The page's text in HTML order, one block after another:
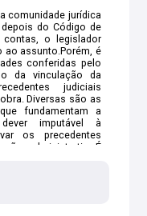
comunidade jurídica
do Código de
o legislador
ao assunto.Porém, é
conferidas pelo
da vinculação da
judiciais
Diversas são as
fundamentam a
imputável à
os precedentes
administrativa.É
os direitos
qualificados.Se a
já é antevista, a